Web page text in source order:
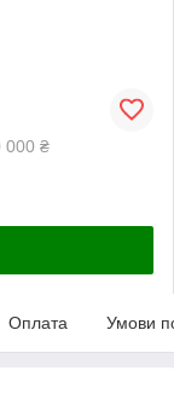
000 ₴
Оплата Умови